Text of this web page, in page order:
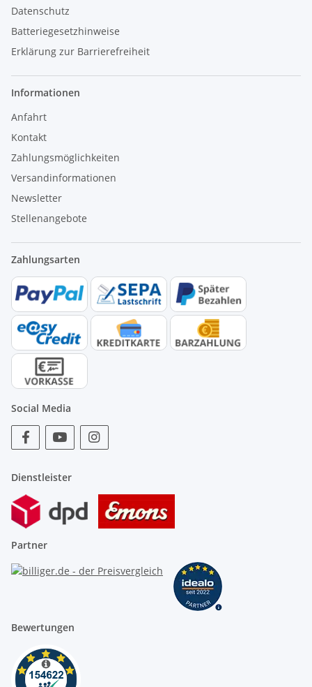
Datenschutz
Batteriegesetzhinweise
Erklärung zur Barrierefreiheit
Informationen
Anfahrt
Kontakt
Zahlungsmöglichkeiten
Versandinformationen
Newsletter
Stellenangebote
Zahlungsarten
Social Media
Dienstleister
Partner
Bewertungen